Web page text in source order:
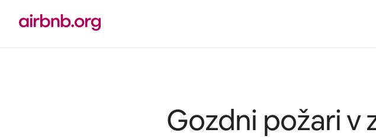
vsebino
Gozdni požari v